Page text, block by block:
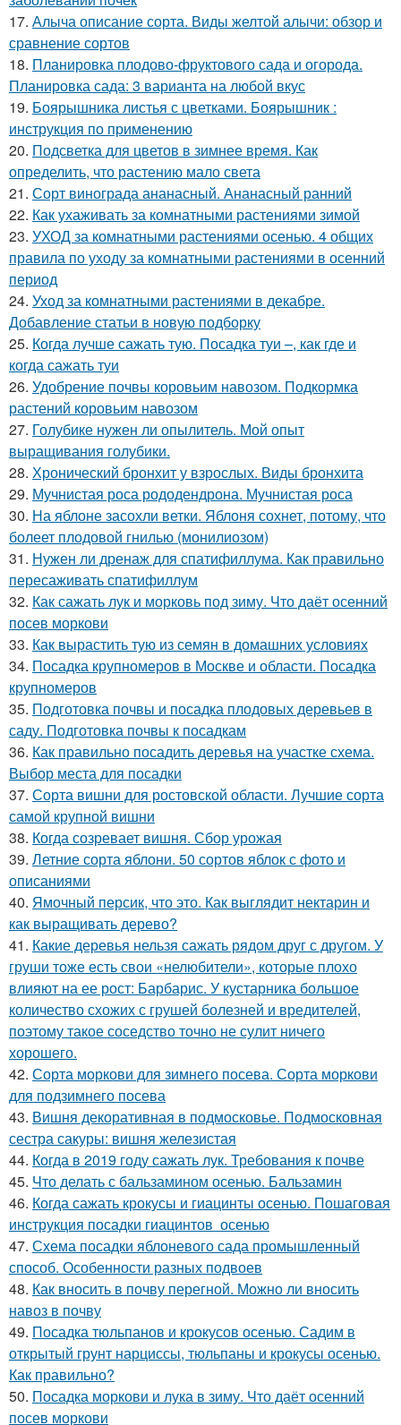
17. Алыча описание сорта. Виды желтой алычи: обзор и
сравнение сортов
18. Планировка плодово-фруктового сада и огорода.
Планировка сада: 3 варианта на любой вкус
19. Боярышника листья с цветками. Боярышник :
инструкция по применению
20. Подсветка для цветов в зимнее время. Как
определить, что растению мало света
21. Сорт винограда ананасный. Ананасный ранний
22. Как ухаживать за комнатными растениями зимой
23. УХОД за комнатными растениями осенью. 4 общих
правила по уходу за комнатными растениями в осенний
период
24. Уход за комнатными растениями в декабре.
Добавление статьи в новую подборку
25. Когда лучше сажать тую. Посадка туи –, как где и
когда сажать туи
26. Удобрение почвы коровьим навозом. Подкормка
растений коровьим навозом
27. Голубике нужен ли опылитель. Мой опыт
выращивания голубики.
28. Хронический бронхит у взрослых. Виды бронхита
29. Мучнистая роса рододендрона. Мучнистая роса
30. На яблоне засохли ветки. Яблоня сохнет, потому, что
болеет плодовой гнилью (монилиозом)
31. Нужен ли дренаж для спатифиллума. Как правильно
пересаживать спатифиллум
32. Как сажать лук и морковь под зиму. Что даёт осенний
посев моркови
33. Как вырастить тую из семян в домашних условиях
34. Посадка крупномеров в Москве и области. Посадка
крупномеров
35. Подготовка почвы и посадка плодовых деревьев в
саду. Подготовка почвы к посадкам
36. Как правильно посадить деревья на участке схема.
Выбор места для посадки
37. Сорта вишни для ростовской области. Лучшие сорта
самой крупной вишни
38. Когда созревает вишня. Сбор урожая
39. Летние сорта яблони. 50 сортов яблок с фото и
описаниями
40. Ямочный персик, что это. Как выглядит нектарин и
как выращивать дерево?
41. Какие деревья нельзя сажать рядом друг с другом. У
груши тоже есть свои «нелюбители», которые плохо
влияют на ее рост: Барбарис. У кустарника большое
количество схожих с грушей болезней и вредителей,
поэтому такое соседство точно не сулит ничего
хорошего.
42. Сорта моркови для зимнего посева. Сорта моркови
для подзимнего посева
43. Вишня декоративная в подмосковье. Подмосковная
сестра сакуры: вишня железистая
44. Когда в 2019 году сажать лук. Требования к почве
45. Что делать с бальзамином осенью. Бальзамин
46. Когда сажать крокусы и гиацинты осенью. Пошаговая
инструкция посадки гиацинтов осенью
47. Схема посадки яблоневого сада промышленный
способ. Особенности разных подвоев
48. Как вносить в почву перегной. Можно ли вносить
навоз в почву
49. Посадка тюльпанов и крокусов осенью. Садим в
открытый грунт нарциссы, тюльпаны и крокусы осенью.
Как правильно?
50. Посадка моркови и лука в зиму. Что даёт осенний
посев моркови